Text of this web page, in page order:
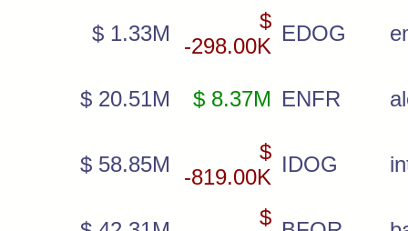
$ 1.33M
$
-298.00K
EDOG
$ 20.51M $ 8.37M ENFR
$ 58.85M
$
-819.00K
IDOG
$